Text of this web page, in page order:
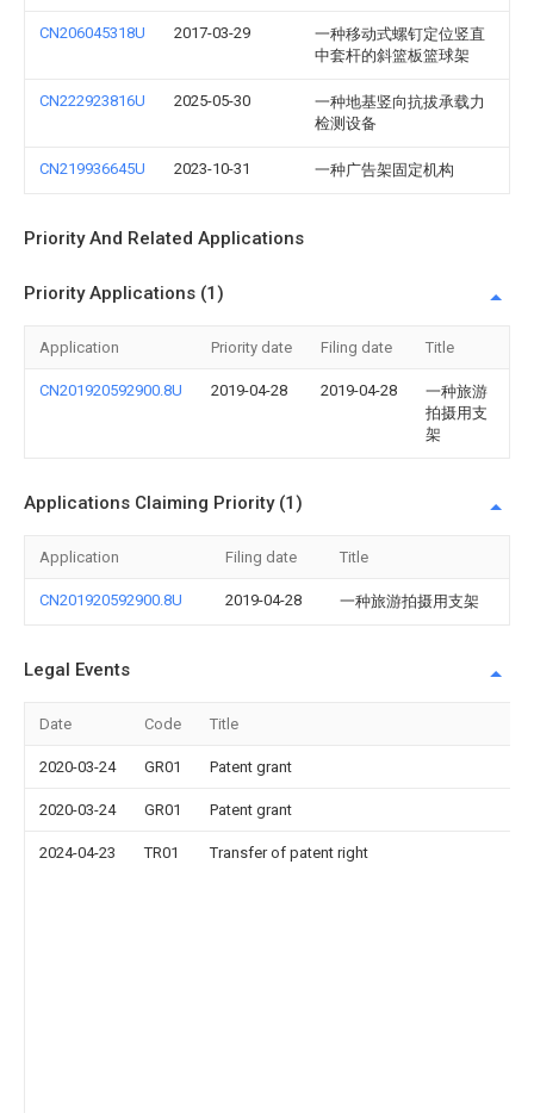
CN206045318U 2017-03-29
一种移动式螺钉定位竖直
中套杆的斜篮板篮球架
CN222923816U 2025-05-30
一种地基竖向抗拔承载力
检测设备
CN219936645U 2023-10-31 一种广告架固定机构
Priority And Related Applications
Priority Applications (1)
Application Priority date Filing date Title
CN201920592900.8U 2019-04-28 2019-04-28
一种旅游
拍摄用支
架
Applications Claiming Priority (1)
Application Filing date Title
CN201920592900.8U 2019-04-28 一种旅游拍摄用支架
Legal Events
Date Code Title
2020-03-24 GR01 Patent grant
2020-03-24 GR01 Patent grant
2024-04-23 TR01 Transfer of patent right